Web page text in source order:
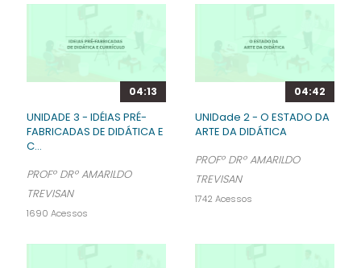
04:13
UNIDADE 3 - IDÉIAS PRÉ-
FABRICADAS DE DIDÁTICA E
C...
PROFº DRº AMARILDO
TREVISAN
1690 Acessos
04:42
UNIDade 2 - O ESTADO DA
ARTE DA DIDÁTICA
PROFº DRº AMARILDO
TREVISAN
1742 Acessos